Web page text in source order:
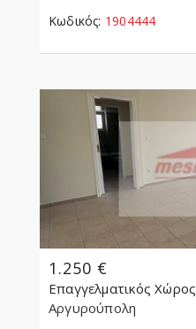
Κωδικός: 1904444
1.250 €
Επαγγελματικός Χώρος
Αργυρούπολη